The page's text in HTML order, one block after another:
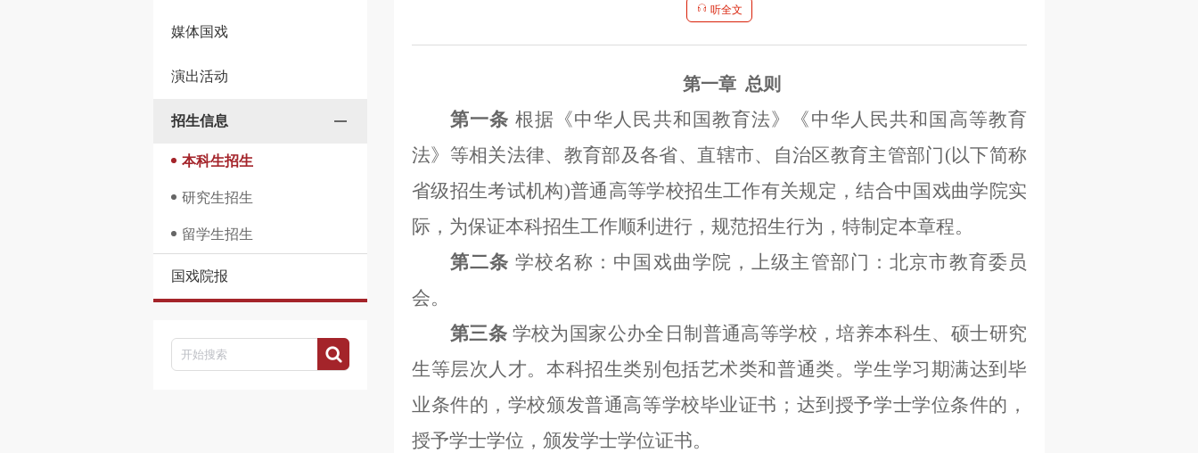
媒体国戏
演出活动
招生信息
本科生招生
研究生招生
留学生招生
国戏院报
听全文
第一章 总则
第一条 根据《中华人民共和国教育法》《中华人民共和国高等教育
法》等相关法律、教育部及各省、直辖市、自治区教育主管部门(以下简称
省级招生考试机构)普通高等学校招生工作有关规定，结合中国戏曲学院实
际，为保证本科招生工作顺利进行，规范招生行为，特制定本章程。
第二条 学校名称：中国戏曲学院，上级主管部门：北京市教育委员
会。
第三条 学校为国家公办全日制普通高等学校，培养本科生、硕士研究
生等层次人才。本科招生类别包括艺术类和普通类。学生学习期满达到毕
业条件的，学校颁发普通高等学校毕业证书；达到授予学士学位条件的，
授予学士学位，颁发学士学位证书。